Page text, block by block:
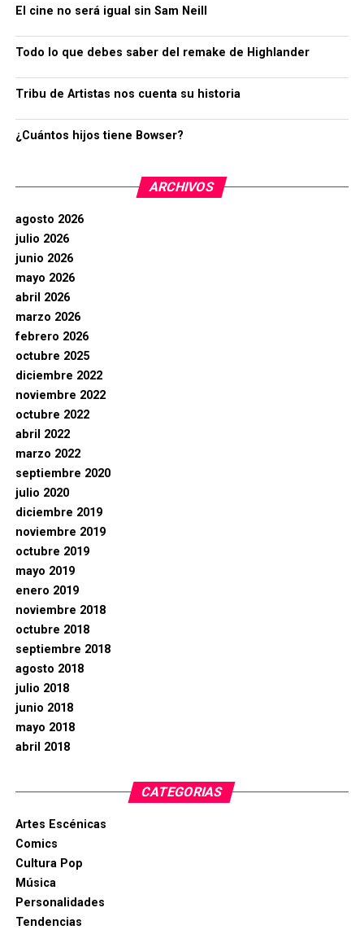
El cine no será igual sin Sam Neill
Todo lo que debes saber del remake de Highlander
Tribu de Artistas nos cuenta su historia
¿Cuántos hijos tiene Bowser?
ARCHIVOS
agosto 2026
julio 2026
junio 2026
mayo 2026
abril 2026
marzo 2026
febrero 2026
octubre 2025
diciembre 2022
noviembre 2022
octubre 2022
abril 2022
marzo 2022
septiembre 2020
julio 2020
diciembre 2019
noviembre 2019
octubre 2019
mayo 2019
enero 2019
noviembre 2018
octubre 2018
septiembre 2018
agosto 2018
julio 2018
junio 2018
mayo 2018
abril 2018
CATEGORIAS
Artes Escénicas
Comics
Cultura Pop
Música
Personalidades
Tendencias